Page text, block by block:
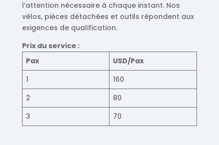
l’attention nécessaire à chaque instant. Nos
vélos, pièces détachées et outils répondent aux
exigences de qualification.
Prix ​​du service :
Pax
USD/Pax
1
160
2
80
3
70